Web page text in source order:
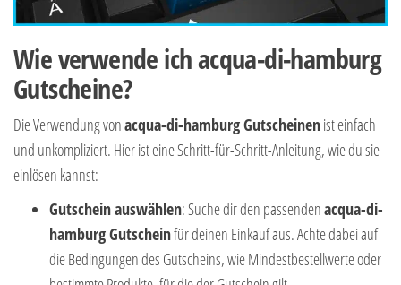
Wie verwende ich acqua-di-hamburg
Gutscheine?
Die Verwendung vonacqua-di-hamburg Gutscheinenist einfach
und unkompliziert. Hier ist eine Schritt-für-Schritt-Anleitung, wie du sie
einlösen kannst:
Gutschein auswählen: Suche dir den passendenacqua-di-
hamburg Gutscheinfür deinen Einkauf aus. Achte dabei auf
die Bedingungen des Gutscheins, wie Mindestbestellwerte oder